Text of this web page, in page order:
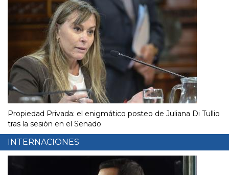
Propiedad Privada: el enigmático posteo de Juliana Di Tullio
tras la sesión en el Senado
INTERNACIONES